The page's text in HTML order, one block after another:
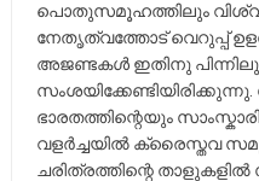
പൊതുസമൂഹത്തിലും
നേതൃത്വത്തോട് വെറുപ്പ്
അജണ്ടകൾ ഇതിനു
ഭാരതത്തിന്റെയും
വളർച്ചയിൽ ക്രൈസ്തവ
ചരിത്രത്തിന്റെ